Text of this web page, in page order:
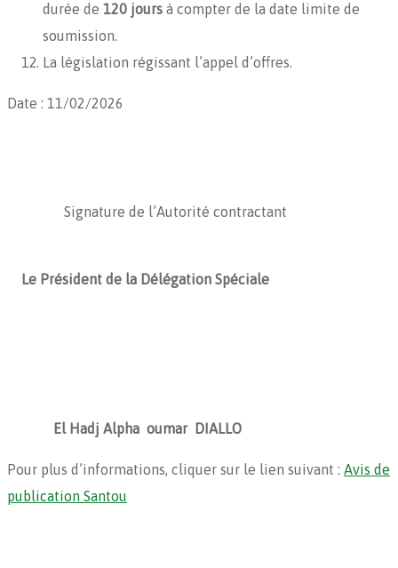
durée de 120 jours à compter de la date limite de
soumission.
La législation régissant l’appel d’offres.
Date : 11/02/2026
Signature de l’Autorité contractant
Le Président de la Délégation Spéciale
El Hadj Alpha oumar DIALLO
Pour plus d’informations, cliquer sur le lien suivant : Avis de
publication Santou